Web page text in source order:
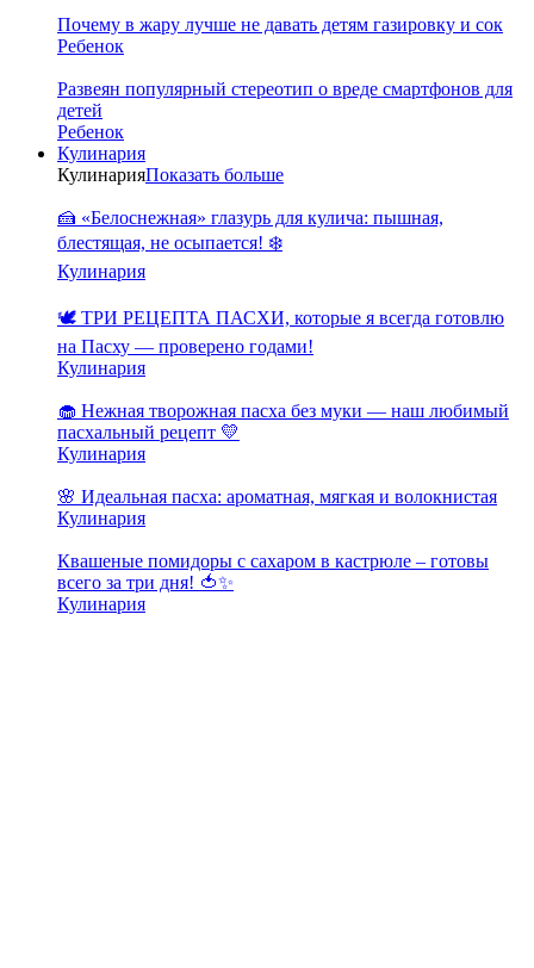
Почему в жару лучше не давать детям газировку и сок
Ребенок
Развеян популярный стереотип о вреде смартфонов для
детей
Ребенок
Кулинария
КулинарияПоказать больше
🍰 «Белоснежная» глазурь для кулича: пышная,
блестящая, не осыпается! ❄️
Кулинария
🕊️ ТРИ РЕЦЕПТА ПАСХИ, которые я всегда готовлю
на Пасху — проверено годами!
Кулинария
🧁 Нежная творожная пасха без муки — наш любимый
пасхальный рецепт 💛
Кулинария
🌸 Идеальная пасха: ароматная, мягкая и волокнистая
Кулинария
Квашеные помидоры с сахаром в кастрюле – готовы
всего за три дня! 🍅✨
Кулинария